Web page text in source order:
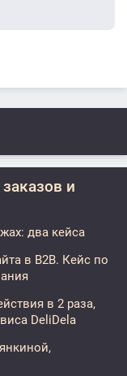
и
два кейса
в B2B. Кейс по
в 2 раза,
DeliDela